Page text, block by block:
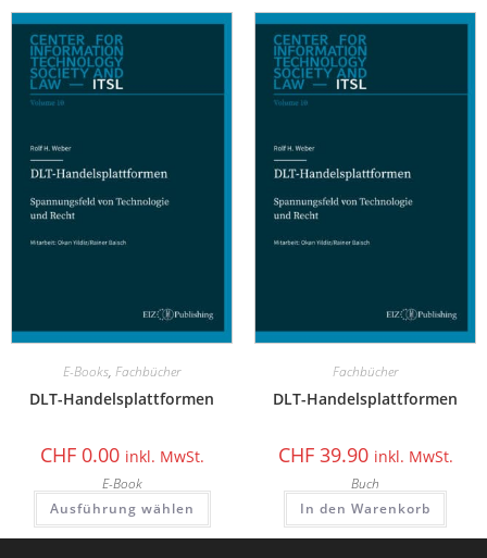
E-Books, Fachbücher
DLT-Handelsplattformen
CHF0.00 inkl. MwSt.
E-Book
Ausführung wählen
Fachbücher
DLT-Handelsplattformen
CHF39.90 inkl. MwSt.
Buch
In den Warenkorb